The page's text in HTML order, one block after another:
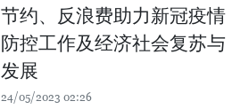
节约、反浪费助力新冠疫情
防控工作及经济社会复苏与
发展
24/05/2023 02:26